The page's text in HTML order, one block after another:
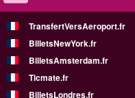
TransfertVersAeroport.fr
BilletsNewYork.fr
BilletsAmsterdam.fr
Ticmate.fr
BilletsLondres.fr